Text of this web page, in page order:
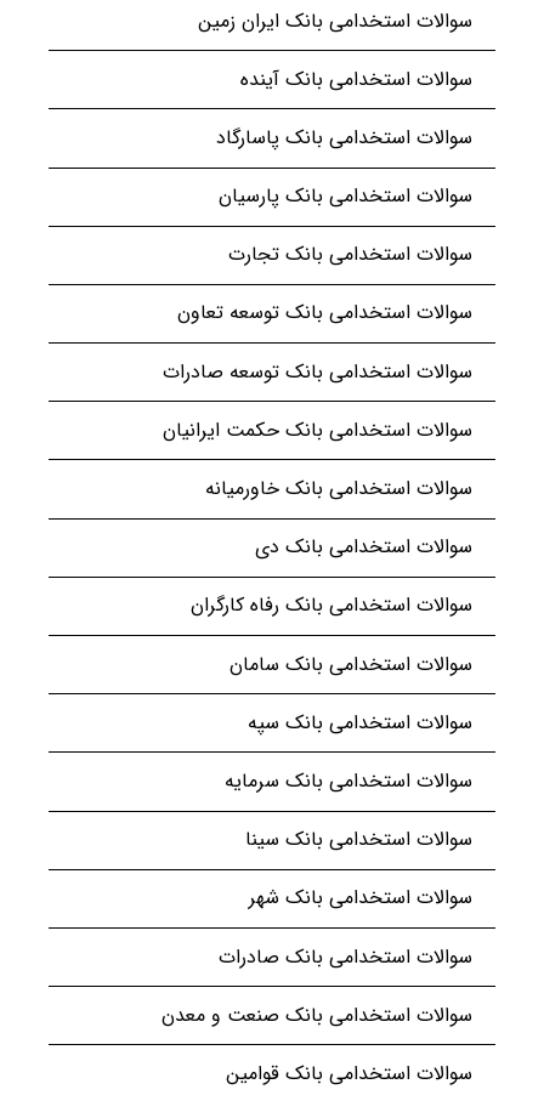
سوالات استخدامی بانک ایران زمین
سوالات استخدامی بانک آینده
سوالات استخدامی بانک پاسارگاد
سوالات استخدامی بانک پارسیان
سوالات استخدامی بانک تجارت
سوالات استخدامی بانک توسعه تعاون
سوالات استخدامی بانک توسعه صادرات
سوالات استخدامی بانک حکمت ایرانیان
سوالات استخدامی بانک خاورمیانه
سوالات استخدامی بانک دی
سوالات استخدامی بانک رفاه کارگران
سوالات استخدامی بانک سامان
سوالات استخدامی بانک سپه
سوالات استخدامی بانک سرمایه
سوالات استخدامی بانک سینا
سوالات استخدامی بانک شهر
سوالات استخدامی بانک صادرات
سوالات استخدامی بانک صنعت و معدن
سوالات استخدامی بانک قوامین